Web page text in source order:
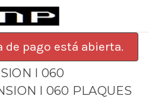
pago está abierta.
I 060
I 060 PLAQUES